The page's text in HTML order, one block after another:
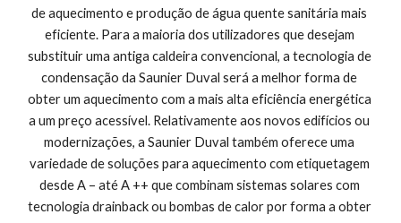
de aquecimento e produção de água quente sanitária mais
eficiente. Para a maioria dos utilizadores que desejam
substituir uma antiga caldeira convencional, a tecnologia de
condensação da Saunier Duval será a melhor forma de
obter um aquecimento com a mais alta eficiência energética
a um preço acessível. Relativamente aos novos edifícios ou
modernizações, a Saunier Duval também oferece uma
variedade de soluções para aquecimento com etiquetagem
desde A – até A ++ que combinam sistemas solares com
tecnologia drainback ou bombas de calor por forma a obter